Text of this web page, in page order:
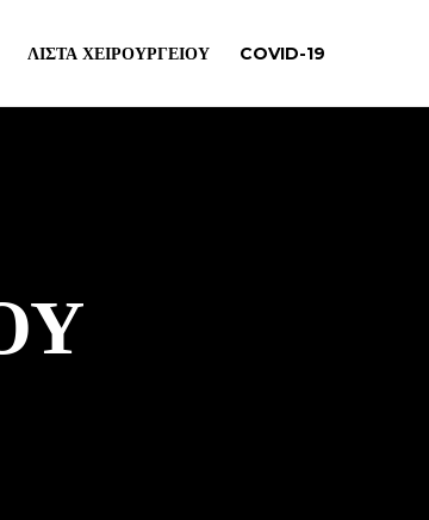
ΛΊΣΤΑ ΧΕΙΡΟΥΡΓΕΊΟΥ COVID-19